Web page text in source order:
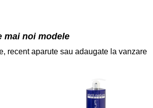
mai noi modele
recent aparute sau adaugate la vanzare